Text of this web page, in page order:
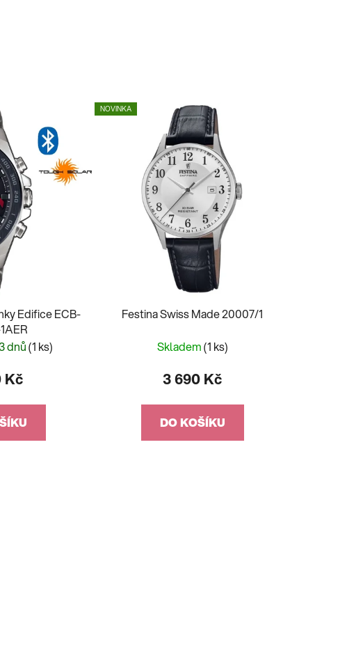
Edifice ECB-
dnů(1 ks)
Kč
NOVINKA
Festina Swiss Made 20007/1
Skladem(1 ks)
3 690 Kč
DO KOŠÍKU